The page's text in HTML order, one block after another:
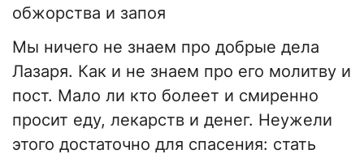
обжорства и запоя
Мы ничего не знаем про добрые дела
Лазаря. Как и не знаем про его молитву и
пост. Мало ли кто болеет и смиренно
просит еду, лекарств и денег. Неужели
этого достаточно для спасения: стать